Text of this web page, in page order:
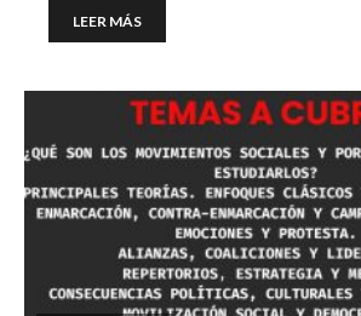
LEER MÁS